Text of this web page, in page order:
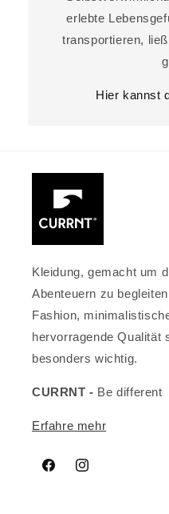
erlebte
transportieren,
Hier kannst
Kleidung, gemacht um
Abenteuern zu
Fashion,
hervorragende Qualität
besonders wichtig.
CURRNT - Be different
Erfahre mehr
FacebookInstagram